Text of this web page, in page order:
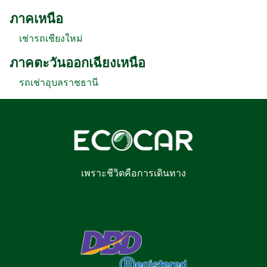
ภาคเหนือ
เช่ารถเชียงใหม่
ภาคตะวันออกเฉียงเหนือ
รถเช่าอุบลราชธานี
เพราะชีวิตคือการเดินทาง